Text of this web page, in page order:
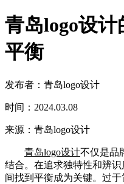
青岛logo设
平衡
发布者：青岛logo设计
时间：2024.03.08
来源：青岛logo设计
青岛logo设计不仅是品
结合。在追求独特性和辨
间找到平衡成为关键。过